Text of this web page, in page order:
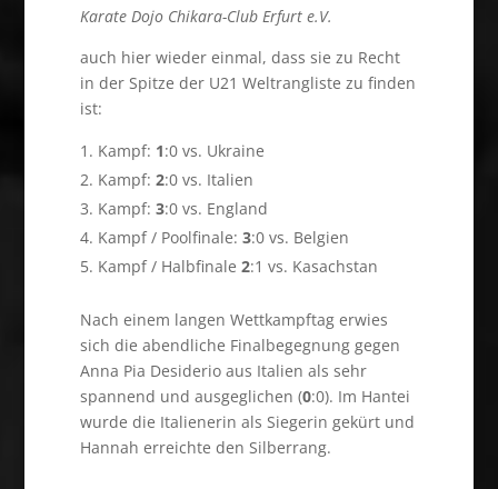
Karate Dojo Chikara-Club Erfurt e.V.
auch hier wieder einmal, dass sie zu Recht
in der Spitze der U21 Weltrangliste zu finden
ist:
Kampf: 1:0 vs. Ukraine
Kampf: 2:0 vs. Italien
Kampf: 3:0 vs. England
Kampf / Poolfinale: 3:0 vs. Belgien
Kampf / Halbfinale 2:1 vs. Kasachstan
Nach einem langen Wettkampftag erwies
sich die abendliche Finalbegegnung gegen
Anna Pia Desiderio aus Italien als sehr
spannend und ausgeglichen (0:0). Im Hantei
wurde die Italienerin als Siegerin gekürt und
Hannah erreichte den Silberrang.